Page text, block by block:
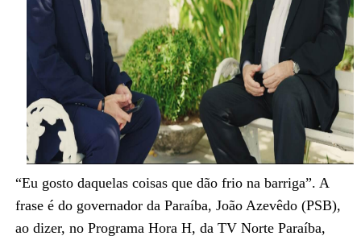
“Eu gosto daquelas coisas que dão frio na barriga”. A
frase é do governador da Paraíba, João Azevêdo (PSB),
ao dizer, no Programa Hora H, da TV Norte Paraíba,